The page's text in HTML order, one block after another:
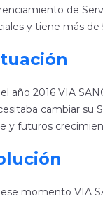
de
y tiene más
año 2016 VIA
cambiar su
y futuros
momento VIA